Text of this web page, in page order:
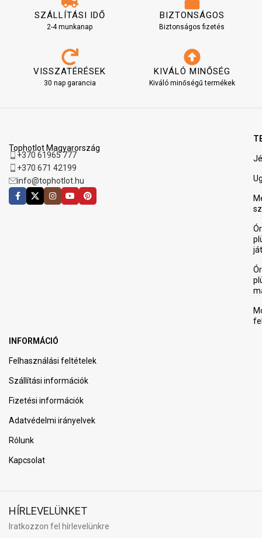
SZÁLLÍTÁSI IDŐ
2-4 munkanap
BIZTONSÁGOS
Biztonságos fizetés
VISSZATÉRÉSEK
30 nap garancia
KIVÁLÓ MINŐSÉG
Kiváló minőségű termékek
Tophotlot Magyarország
+370 61965 777
+370 671 42199
info@tophotlot.hu
INFORMÁCIÓ
Felhasználási feltételek
Szállítási információk
Fizetési információk
Adatvédelmi irányelvek
Rólunk
Kapcsolat
HÍRLEVELÜNKET
Iratkozzon fel hírlevelünkre